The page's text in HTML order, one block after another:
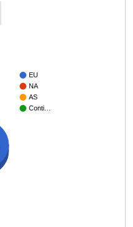
EU
NA
AS
Conti…